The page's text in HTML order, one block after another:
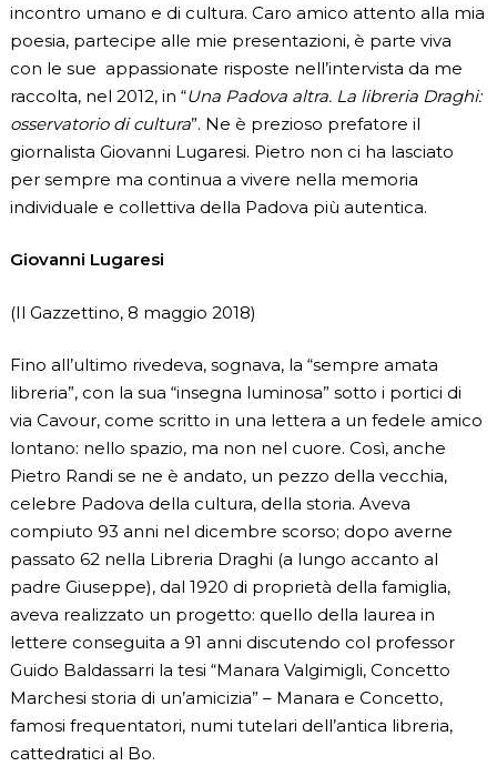
incontro umano e di cultura. Caro amico attento alla mia
poesia, partecipe alle mie presentazioni, è parte viva
con le sue appassionate risposte nell’intervista da me
raccolta, nel 2012, in “Una Padova altra. La libreria Draghi:
osservatorio di cultura”. Ne è prezioso prefatore il
giornalista Giovanni Lugaresi. Pietro non ci ha lasciato
per sempre ma continua a vivere nella memoria
individuale e collettiva della Padova più autentica.
Giovanni Lugaresi
(Il Gazzettino, 8 maggio 2018)
Fino all’ultimo rivedeva, sognava, la “sempre amata
libreria”, con la sua “insegna luminosa” sotto i portici di
via Cavour, come scritto in una lettera a un fedele amico
lontano: nello spazio, ma non nel cuore. Così, anche
Pietro Randi se ne è andato, un pezzo della vecchia,
celebre Padova della cultura, della storia. Aveva
compiuto 93 anni nel dicembre scorso; dopo averne
passato 62 nella Libreria Draghi (a lungo accanto al
padre Giuseppe), dal 1920 di proprietà della famiglia,
aveva realizzato un progetto: quello della laurea in
lettere conseguita a 91 anni discutendo col professor
Guido Baldassarri la tesi “Manara Valgimigli, Concetto
Marchesi storia di un’amicizia” – Manara e Concetto,
famosi frequentatori, numi tutelari dell’antica libreria,
cattedratici al Bo.